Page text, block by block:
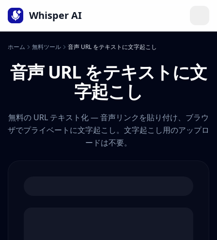
言語
Whisper AI
ホーム 無料ツール 音声 URL をテキストに文字起こし
音声 URL をテキストに文
字起こし
無料の URL テキスト化 — 音声リンクを貼り付け、ブラウ
ザでプライベートに文字起こし。文字起こし用のアップロ
ードは不要。